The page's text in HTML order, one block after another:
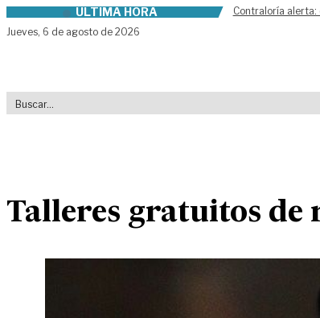
Skip to contentÚLTIMA HORA
Contraloría alerta:
Jueves, 6 de agosto de 2026
Talleres gratuitos de